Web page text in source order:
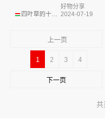
四叶草的十年之约
好物分享
2024-07-19
上一页
1 2 3 4
下一页